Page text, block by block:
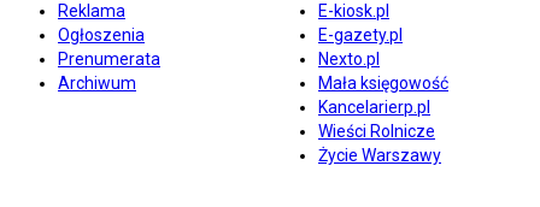
Reklama
Ogłoszenia
Prenumerata
Archiwum
E-kiosk.pl
E-gazety.pl
Nexto.pl
Mała księgowość
Kancelarierp.pl
Wieści Rolnicze
Życie Warszawy